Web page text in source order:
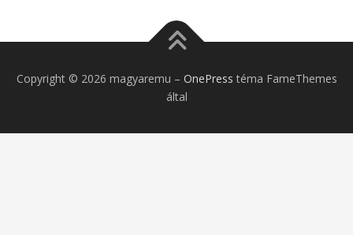
Copyright © 2026 magyaremu – OnePress téma FameThemes
által